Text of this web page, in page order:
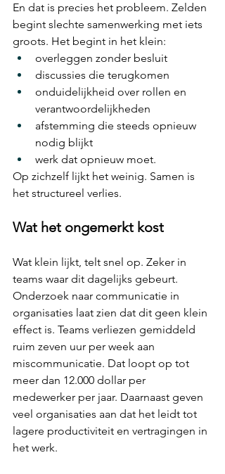
En dat is precies het probleem. Zelden
begint slechte samenwerking met iets
groots. Het begint in het klein:
overleggen zonder besluit
discussies die terugkomen
onduidelijkheid over rollen en
verantwoordelijkheden
afstemming die steeds opnieuw
nodig blijkt
werk dat opnieuw moet.
Op zichzelf lijkt het weinig. Samen is
het structureel verlies.
Wat het ongemerkt kost
Wat klein lijkt, telt snel op. Zeker in
teams waar dit dagelijks gebeurt.
Onderzoek naar communicatie in
organisaties laat zien dat dit geen klein
effect is. Teams verliezen gemiddeld
ruim zeven uur per week aan
miscommunicatie. Dat loopt op tot
meer dan 12.000 dollar per
medewerker per jaar. Daarnaast geven
veel organisaties aan dat het leidt tot
lagere productiviteit en vertragingen in
het werk.